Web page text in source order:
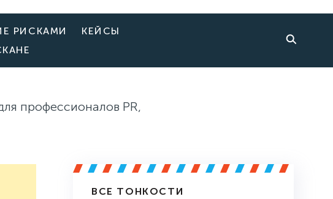
РИСКАМИ
КЕЙСЫ
профессионалов PR,
ВСЕ ТОНКОСТИ